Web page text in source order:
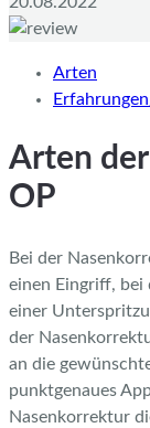
Arten
Arten
OP
Bei der
einen Eingriff, bei
einer
der
an die
punktgenaues
Nasenkorrektur